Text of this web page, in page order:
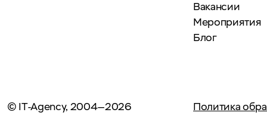
Вакансии
Мероприятия
Блог
© IT-Agency, 2004—2026 Политика